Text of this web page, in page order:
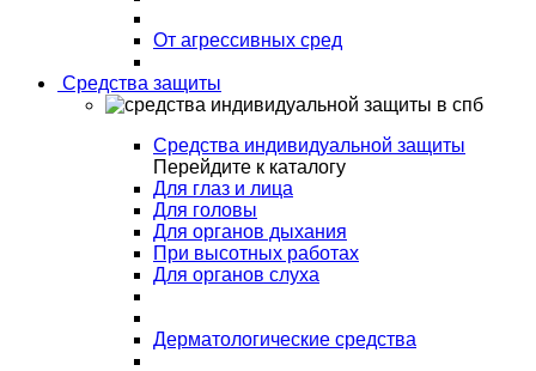
От агрессивных сред
Средства защиты
Средства индивидуальной защиты
Перейдите к каталогу
Для глаз и лица
Для головы
Для органов дыхания
При высотных работах
Для органов слуха
Дерматологические средства